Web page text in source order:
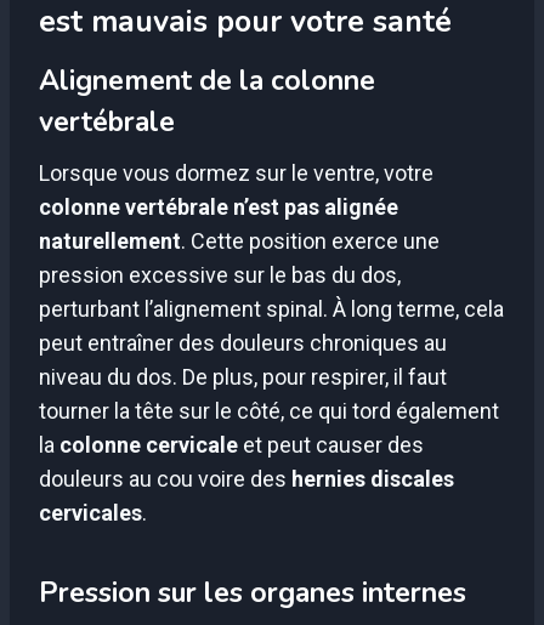
est mauvais pour votre santé
Alignement de la colonne
vertébrale
Lorsque vous dormez sur le ventre, votre
colonne vertébrale n’est pas alignée
naturellement. Cette position exerce une
pression excessive sur le bas du dos,
perturbant l’alignement spinal. À long terme, cela
peut entraîner des douleurs chroniques au
niveau du dos. De plus, pour respirer, il faut
tourner la tête sur le côté, ce qui tord également
la colonne cervicale et peut causer des
douleurs au cou voire des hernies discales
cervicales.
Pression sur les organes internes